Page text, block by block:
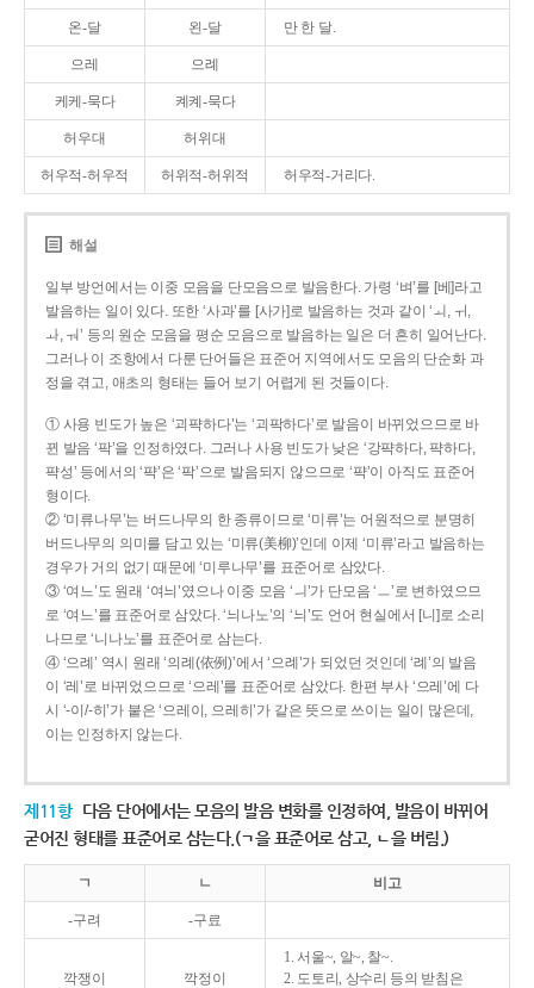
온-달 왼-달 만 한 달.
으레 으례
케케-묵다 켸켸-묵다
허우대 허위대
허우적-허우적 허위적-허위적 허우적-거리다.
해설
일부 방언에서는 이중 모음을 단모음으로 발음한다. 가령 ‘벼’를 [베]라고
발음하는 일이 있다. 또한 ‘사과’를 [사가]로 발음하는 것과 같이 ‘ㅚ, ㅟ,
ㅘ, ㅝ’ 등의 원순 모음을 평순 모음으로 발음하는 일은 더 흔히 일어난다.
그러나 이 조항에서 다룬 단어들은 표준어 지역에서도 모음의 단순화 과
정을 겪고, 애초의 형태는 들어 보기 어렵게 된 것들이다.
① 사용 빈도가 높은 ‘괴퍅하다’는 ‘괴팍하다’로 발음이 바뀌었으므로 바
뀐 발음 ‘팍’을 인정하였다. 그러나 사용 빈도가 낮은 ‘강퍅하다, 퍅하다,
퍅성’ 등에서의 ‘퍅’은 ‘팍’으로 발음되지 않으므로 ‘퍅’이 아직도 표준어
형이다.
② ‘미류나무’는 버드나무의 한 종류이므로 ‘미류’는 어원적으로 분명히
버드나무의 의미를 담고 있는 ‘미류(美柳)’인데 이제 ‘미류’라고 발음하는
경우가 거의 없기 때문에 ‘미루나무’를 표준어로 삼았다.
③ ‘여느’도 원래 ‘여늬’였으나 이중 모음 ‘ㅢ’가 단모음 ‘ㅡ’로 변하였으므
로 ‘여느’를 표준어로 삼았다. ‘늬나노’의 ‘늬’도 언어 현실에서 [니]로 소리
나므로 ‘니나노’를 표준어로 삼는다.
④ ‘으례’ 역시 원래 ‘의례(依例)’에서 ‘으례’가 되었던 것인데 ‘례’의 발음
이 ‘레’로 바뀌었으므로 ‘으레’를 표준어로 삼았다. 한편 부사 ‘으레’에 다
시 ‘-이/-히’가 붙은 ‘으레이, 으레히’가 같은 뜻으로 쓰이는 일이 많은데,
이는 인정하지 않는다.
제11항 다음 단어에서는 모음의 발음 변화를 인정하여, 발음이 바뀌어
굳어진 형태를 표준어로 삼는다.(ㄱ을 표준어로 삼고, ㄴ을 버림.)
ㄱ ㄴ 비고
-구려 -구료
깍쟁이 깍정이
1. 서울~, 알~, 찰~.
2. 도토리, 상수리 등의 받침은